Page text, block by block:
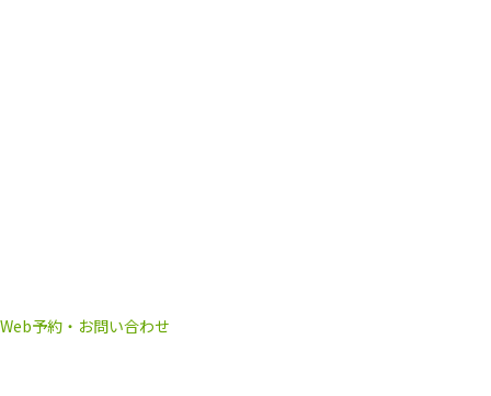
Web予約・お問い合わせ